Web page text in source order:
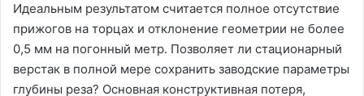
Идеальным результатом считается полное отсутствие
прижогов на торцах и отклонение геометрии не более
0,5 мм на погонный метр. Позволяет ли стационарный
верстак в полной мере сохранить заводские параметры
глубины реза? Основная конструктивная потеря,